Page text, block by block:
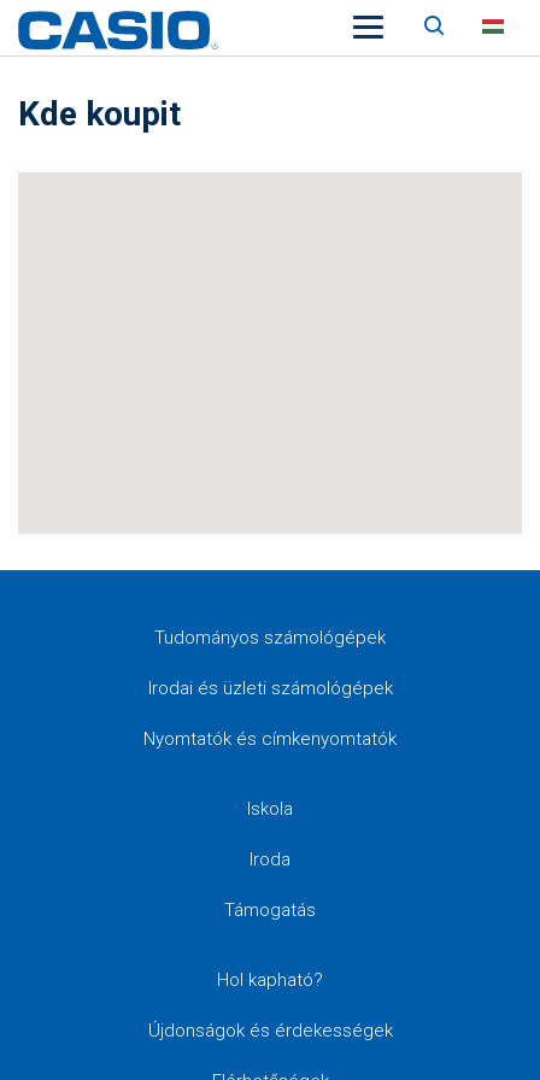
Keresés
Kde koupit
Tudományos számológépek
Irodai és üzleti számológépek
Nyomtatók és címkenyomtatók
Iskola
Iroda
Támogatás
Hol kapható?
Újdonságok és érdekességek